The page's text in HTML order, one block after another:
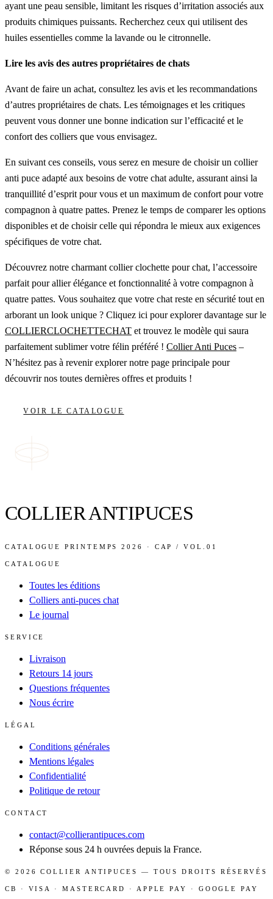
ayant une peau sensible, limitant les risques d’irritation associés aux
produits chimiques puissants. Recherchez ceux qui utilisent des
huiles essentielles comme la lavande ou le citronnelle.
Lire les avis des autres propriétaires de chats
Avant de faire un achat, consultez les avis et les recommandations
d’autres propriétaires de chats. Les témoignages et les critiques
peuvent vous donner une bonne indication sur l’efficacité et le
confort des colliers que vous envisagez.
En suivant ces conseils, vous serez en mesure de choisir un collier
anti puce adapté aux besoins de votre chat adulte, assurant ainsi la
tranquillité d’esprit pour vous et un maximum de confort pour votre
compagnon à quatre pattes. Prenez le temps de comparer les options
disponibles et de choisir celle qui répondra le mieux aux exigences
spécifiques de votre chat.
Découvrez notre charmant collier clochette pour chat, l’accessoire
parfait pour allier élégance et fonctionnalité à votre compagnon à
quatre pattes. Vous souhaitez que votre chat reste en sécurité tout en
arborant un look unique ? Cliquez ici pour explorer davantage sur le
COLLIERCLOCHETTECHAT et trouvez le modèle qui saura
parfaitement sublimer votre félin préféré ! Collier Anti Puces –
N’hésitez pas à revenir explorer notre page principale pour
découvrir nos toutes dernières offres et produits !
VOIR LE CATALOGUE
COLLIER ANTIPUCES
CATALOGUE PRINTEMPS 2026 · CAP / VOL.01
CATALOGUE
Toutes les éditions
Colliers anti-puces chat
Le journal
SERVICE
Livraison
Retours 14 jours
Questions fréquentes
Nous écrire
LÉGAL
Conditions générales
Mentions légales
Confidentialité
Politique de retour
CONTACT
contact@collierantipuces.com
Réponse sous 24 h ouvrées depuis la France.
© 2026 COLLIER ANTIPUCES — TOUS DROITS RÉSERVÉS
CB · VISA · MASTERCARD · APPLE PAY · GOOGLE PAY